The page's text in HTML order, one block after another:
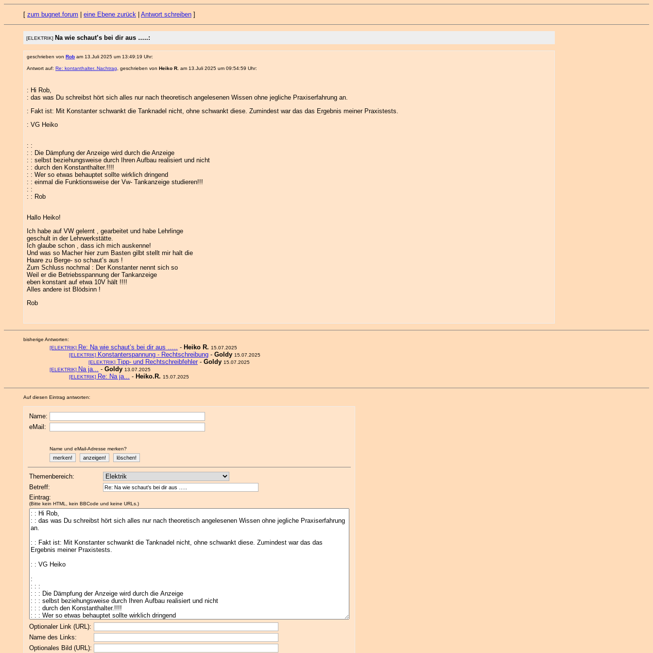
[ zum bugnet.forum eine Ebene zurück Antwort schreiben ]
[ELEKTRIK] Na wie schaut’s bei dir aus …..:
geschrieben von Rob am 13.Juli 2025 um 13:49:19 Uhr:
Antwort auf: Re: kontanthalter..Nachtrag , geschrieben von Heiko R. am 13.Juli 2025 um 09:54:59 Uhr:
: Hi Rob,
: das was Du schreibst hört sich alles nur nach theoretisch angelesenen Wissen ohne jegliche Praxiserfahrung an.
: Fakt ist: Mit Konstanter schwankt die Tanknadel nicht, ohne schwankt diese. Zumindest war das das Ergebnis meiner Praxistests.
: VG Heiko
: :
: : Die Dämpfung der Anzeige wird durch die Anzeige
: : selbst beziehungsweise durch Ihren Aufbau realisiert und nicht
: : durch den Konstanthalter.!!!!
: : Wer so etwas behauptet sollte wirklich dringend
: : einmal die Funktionsweise der Vw- Tankanzeige studieren!!!
: :
: : Rob
Hallo Heiko!
Ich habe auf VW gelernt , gearbeitet und habe Lehrlinge
geschult in der Lehrwerkstätte.
Ich glaube schon , dass ich mich auskenne!
Und was so Macher hier zum Basten gilbt stellt mir halt die
Haare zu Berge- so schaut’s aus !
Zum Schluss nochmal : Der Konstanter nennt sich so
Weil er die Betriebsspannung der Tankanzeige
eben konstant auf etwa 10V hält !!!!
Alles andere ist Blödsinn !
Rob
bisherige Antworten:
[ELEKTRIK] Re: Na wie schaut’s bei dir aus ….. - Heiko R. 15.07.2025
[ELEKTRIK] Konstanterspannung - Rechtschreibung - Goldy 15.07.2025
[ELEKTRIK] Tipp- und Rechtschreibfehler- Goldy 15.07.2025
[ELEKTRIK] Na ja... - Goldy 13.07.2025
[ELEKTRIK] Re: Na ja... - Heiko.R. 15.07.2025
Auf diesen Eintrag antworten:
Name:
eMail:
Name und eMail-Adresse merken?
Themenbereich:
Betreff:
Eintrag:
(Bitte kein HTML, kein BBCode und keine URLs.)
Optionaler Link (URL):
Name des Links:
Optionales Bild (URL):